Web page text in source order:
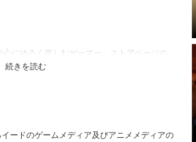
にゆるく楽しむゲーマー。ストアページの
ます。
きを読む
ードのゲームメディア及びアニメメディアの